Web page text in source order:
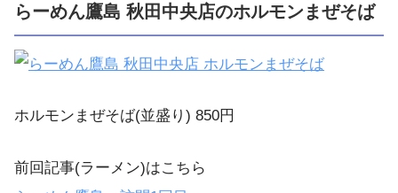
らーめん鷹島 秋田中央店のホルモンまぜそば
ホルモンまぜそば(並盛り) 850円
前回記事(ラーメン)はこちら